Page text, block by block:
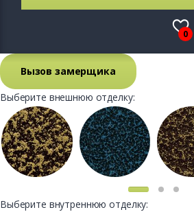
0
Вызов замерщика
Выберите внешнюю отделку:
Выберите внутреннюю отделку: